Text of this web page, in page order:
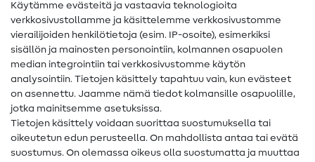
Ompelusanasto
Ompeluohjeet
Apua ja yhteystiedot
Yhteystiedot
Tietoa omistajanvaihdoksesta
FAQ
Käytämme evästeitä ja vastaavia teknologioita
verkkosivustollamme ja käsittelemme verkkosivustomme
vierailijoiden henkilötietoja (esim. IP-osoite), esimerkiksi
sisällön ja mainosten personointiin, kolmannen osapuolen
median integrointiin tai verkkosivustomme käytön
analysointiin. Tietojen käsittely tapahtuu vain, kun evästeet
on asennettu. Jaamme nämä tiedot kolmansille osapuolille,
jotka mainitsemme asetuksissa.
Tietojen käsittely voidaan suorittaa suostumuksella tai
oikeutetun edun perusteella. On mahdollista antaa tai evätä
suostumus. On olemassa oikeus olla suostumatta ja muuttaa